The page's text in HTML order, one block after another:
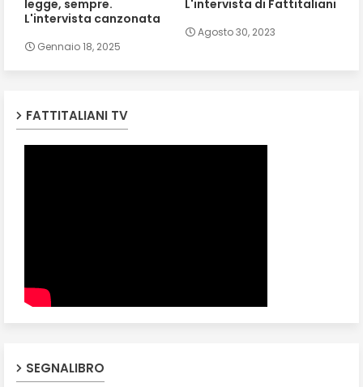
legge, sempre.
L'intervista canzonata
Gennaio 18, 2025
L'intervista di Fattitaliani
Agosto 30, 2023
FATTITALIANI TV
SEGNALIBRO